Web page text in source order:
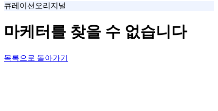
큐레이션 오리지널
마케터를 찾을 수 없습니다
목록으로 돌아가기